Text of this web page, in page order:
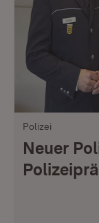
Polizei
Neuer